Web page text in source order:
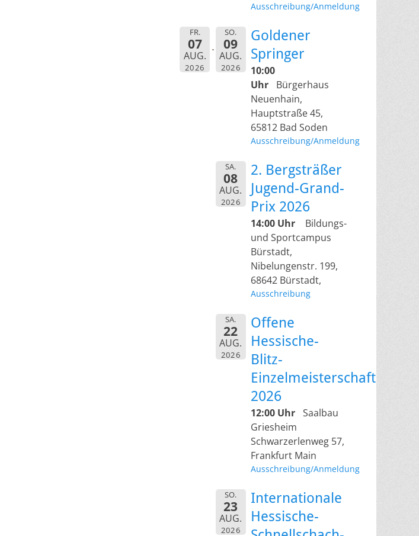
Ausschreibung/Anmeldung
FR.
07
AUG.
2026
SO.
09
AUG.
2026
Goldener
Springer
10:00
Uhr
Bürgerhaus
Neuenhain,
Hauptstraße 45,
65812 Bad Soden
Ausschreibung/Anmeldung
SA.
08
AUG.
2026
2. Bergsträßer
Jugend-Grand-
Prix 2026
14:00 Uhr
Bildungs-
und Sportcampus
Bürstadt,
Nibelungenstr. 199,
68642 Bürstadt,
Ausschreibung
SA.
22
AUG.
2026
Offene
Hessische-
Blitz-
Einzelmeisterschaft
2026
12:00 Uhr Saalbau
Griesheim
Schwarzerlenweg 57,
Frankfurt Main
Ausschreibung/Anmeldung
SO.
23
AUG.
2026
Internationale
Hessische-